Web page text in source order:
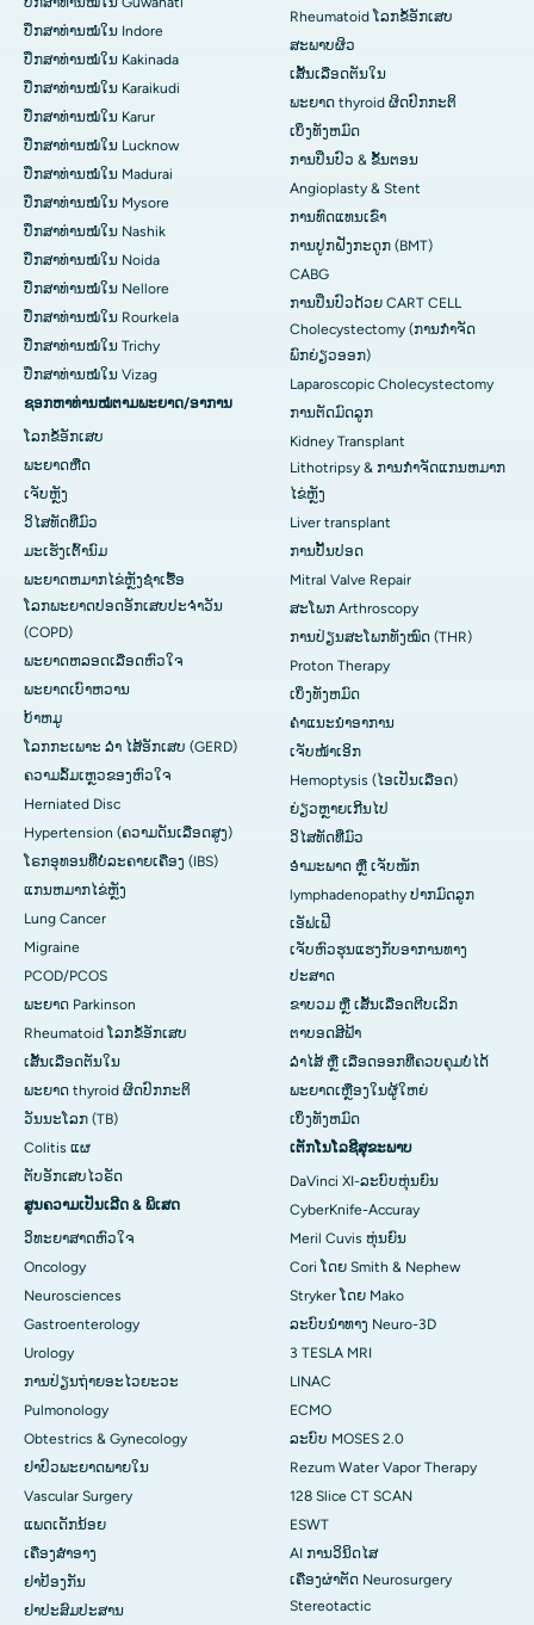
ປຶກສາທ່ານໝໍໃນ Indore
ປຶກສາທ່ານໝໍໃນ Kakinada
ປຶກສາທ່ານໝໍໃນ Karaikudi
ປຶກສາທ່ານໝໍໃນ Karur
ປຶກສາທ່ານໝໍໃນ Lucknow
ປຶກສາທ່ານໝໍໃນ Madurai
ປຶກສາທ່ານໝໍໃນ Mysore
ປຶກສາທ່ານໝໍໃນ Nashik
ປຶກສາທ່ານໝໍໃນ Noida
ປຶກສາທ່ານໝໍໃນ Nellore
ປຶກສາທ່ານໝໍໃນ Rourkela
ປຶກສາທ່ານໝໍໃນ Trichy
ປຶກສາທ່ານໝໍໃນ Vizag
ຊອກຫາທ່ານໝໍຕາມພະຍາດ/ອາການ
ໂລກຂໍ້ອັກເສບ
ພະຍາດຫືດ
ເຈັບ​ຫຼັງ
ວິໄສທັດທີ່ມົວ
ມະເຮັງເຕົ້ານົມ
ພະຍາດຫມາກໄຂ່ຫຼັງຊໍາເຮື້ອ
ໂລກພະຍາດປອດອັກເສບປະຈໍາວັນ
(COPD)
ພະຍາດຫລອດເລືອດຫົວໃຈ
ພະຍາດເບົາຫວານ
ບ້າຫມູ
ໂລກກະເພາະ ລຳ ໄສ້ອັກເສບ (GERD)
ຄວາມລົ້ມເຫຼວຂອງຫົວໃຈ
Herniated Disc
Hypertension (ຄວາມດັນເລືອດສູງ)
ໂຣກອຸທອນທີ່ບໍ່ລະຄາຍເຄືອງ (IBS)
ແກນ​ຫມາກ​ໄຂ່​ຫຼັງ
Lung Cancer
Migraine
PCOD/PCOS
ພະຍາດ Parkinson
Rheumatoid ໂລກຂໍ້ອັກເສບ
ເສັ້ນເລືອດຕັນໃນ
ພະຍາດ thyroid ຜິດປົກກະຕິ
ວັນນະໂລກ (TB)
Colitis ແຜ
ຕັບອັກເສບໄວຣັດ
ສູນຄວາມເປັນເລີດ & ພິເສດ
ວິທະຍາສາດຫົວໃຈ
Oncology
Neurosciences
Gastroenterology
Urology
ການປ່ຽນຖ່າຍອະໄວຍະວະ
Pulmonology
Obtestrics & Gynecology
ຢາ​ປົວ​ພະ​ຍາດ​ພາຍ​ໃນ
Vascular Surgery
ແພດເດັກນ້ອຍ
ເຄື່ອງສໍາອາງ
ຢາປ້ອງກັນ
ຢາປະສົມປະສານ
Rheumatoid ໂລກຂໍ້ອັກເສບ
ສະພາບຜິວ
ເສັ້ນເລືອດຕັນໃນ
ພະຍາດ thyroid ຜິດປົກກະຕິ
ເບິ່ງທັງຫມົດ
ການປິ່ນປົວ & ຂັ້ນຕອນ
Angioplasty & Stent
ການທົດແທນເຂົ່າ
ການປູກຝັງກະດູກ (BMT)
CABG
ການປິ່ນປົວດ້ວຍ CART CELL
Cholecystectomy (ການກຳຈັດ
ພົກຍ່ຽວອອກ)
Laparoscopic Cholecystectomy
ການຕັດມົດລູກ
Kidney Transplant
Lithotripsy & ການກໍາຈັດແກນຫມາກ
ໄຂ່ຫຼັງ
Liver transplant
ການປັ້ນປອດ
Mitral Valve Repair
ສະໂພກ Arthroscopy
ການປ່ຽນສະໂພກທັງໝົດ (THR)
Proton Therapy
ເບິ່ງທັງຫມົດ
ຄໍາແນະນໍາອາການ
ເຈັບໜ້າເອິກ
Hemoptysis (ໄອເປັນເລືອດ)
ຍ່ຽວຫຼາຍເກີນໄປ
ວິໄສທັດທີ່ມົວ
ອຳມະພາດ ຫຼື ເຈັບໜັກ
lymphadenopathy ປາກມົດລູກ
ເອັຟເຟີ
ເຈັບຫົວຮຸນແຮງກັບອາການທາງ
ປະສາດ
ຂາບວມ ຫຼື ເສັ້ນເລືອດຕີບເລິກ
ຕາບອດສີຟ້າ
ລຳໄສ້ ຫຼື ເລືອດອອກທີ່ຄວບຄຸມບໍ່ໄດ້
ພະຍາດເຫຼືອງໃນຜູ້ໃຫຍ່
ເບິ່ງທັງຫມົດ
ເຕັກໂນໂລຊີສຸຂະພາບ
DaVinci XI-ລະບົບຫຸ່ນຍົນ
CyberKnife-Accuray
Meril Cuvis ຫຸ່ນຍົນ
Cori ໂດຍ Smith & Nephew
Stryker ໂດຍ Mako
ລະບົບນຳທາງ Neuro-3D
3 TESLA MRI
LINAC
ECMO
ລະບົບ MOSES 2.0
Rezum Water Vapor Therapy
128 Slice CT SCAN
ESWT
AI ການວິນິດໄສ
ເຄື່ອງຜ່າຕັດ Neurosurgery
Stereotactic